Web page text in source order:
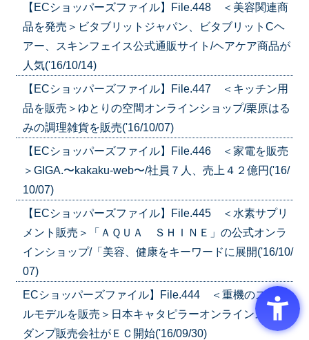
【ECショッパーズファイル】File.448 ＜美容関連商
品を発売＞ビタブリットジャパン、ビタブリットCヘ
アー、スキンフェイス公式通販サイト/ヘアケア商品が
人気('16/10/14)
【ECショッパーズファイル】File.447 ＜キッチン用
品を販売＞ゆとりの空間オンラインショップ/栗原はる
みの調理雑貨を販売('16/10/07)
【ECショッパーズファイル】File.446 ＜家電を販売
＞GIGA.〜kakaku-web〜/社員７人、売上４２億円('16/
10/07)
【ECショッパーズファイル】File.445 ＜水素サプリ
メント販売＞「ＡＱＵＡ ＳＨＩＮＥ」の公式オンラ
インショップ/「美容、健康をキーワードに展開('16/10/
07)
ECショッパーズファイル】File.444 ＜重機のスケー
ルモデルを販売＞日本キャタピラーオンラインストア/
ダンプ販売会社がＥＣ開始('16/09/30)